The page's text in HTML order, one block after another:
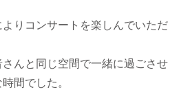
りコンサートを楽しんでいただ
んと同じ空間で一緒に過ごさせ
間でした。